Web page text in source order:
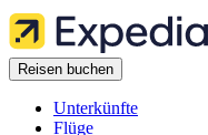
Reisen buchen
Unterkünfte
Flüge